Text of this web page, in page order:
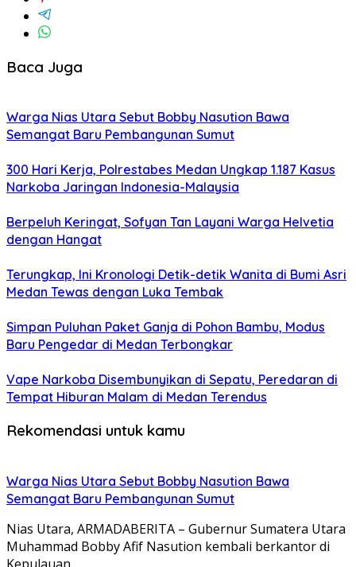
Baca Juga
Warga Nias Utara Sebut Bobby Nasution Bawa
Semangat Baru Pembangunan Sumut
300 Hari Kerja, Polrestabes Medan Ungkap 1.187 Kasus
Narkoba Jaringan Indonesia-Malaysia
Berpeluh Keringat, Sofyan Tan Layani Warga Helvetia
dengan Hangat
Terungkap, Ini Kronologi Detik-detik Wanita di Bumi Asri
Medan Tewas dengan Luka Tembak
Simpan Puluhan Paket Ganja di Pohon Bambu, Modus
Baru Pengedar di Medan Terbongkar
Vape Narkoba Disembunyikan di Sepatu, Peredaran di
Tempat Hiburan Malam di Medan Terendus
Rekomendasi untuk kamu
Warga Nias Utara Sebut Bobby Nasution Bawa
Semangat Baru Pembangunan Sumut
Nias Utara, ARMADABERITA – Gubernur Sumatera Utara
Muhammad Bobby Afif Nasution kembali berkantor di